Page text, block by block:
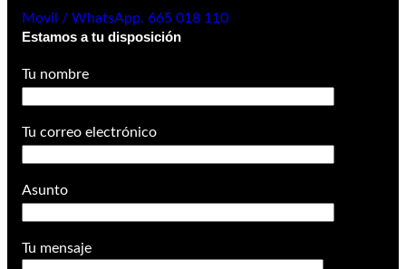
Movil / WhatsApp. 665 018 110
Estamos a tu disposición
Tu nombre
Tu correo electrónico
Asunto
Tu mensaje